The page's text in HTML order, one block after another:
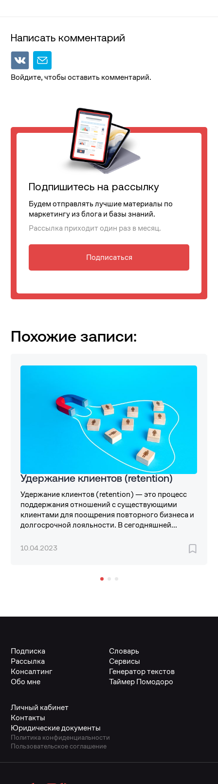
Написать комментарий
Войдите, чтобы оставить комментарий.
Подпишитесь на рассылку
Будем отправлять лучшие материалы по
маркетингу из блога и базы знаний.
Рассылка приходит один раз в месяц.
Подписаться
Похожие записи:
Удержание клиентов (retention)
Удержание клиентов (retention) — это процесс
поддержания отношений с существующими
клиентами для поощрения повторного бизнеса и
долгосрочной лояльности. В сегодняшней...
10.04.2023
Подписка
Рассылка
Консалтинг
Обо мне
Словарь
Сервисы
Генератор текстов
Таймер Помодоро
Личный кабинет
Контакты
Юридические документы
Политика конфиденциальности
Пользовательское соглашение